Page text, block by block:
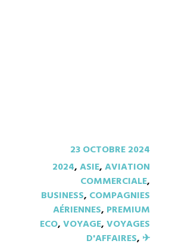
23 OCTOBRE 2024
2024,ASIE,AVIATION
COMMERCIALE,
BUSINESS, COMPAGNIES
AÉRIENNES, PREMIUM
ECO,VOYAGE,VOYAGES
D'AFFAIRES, ✈︎